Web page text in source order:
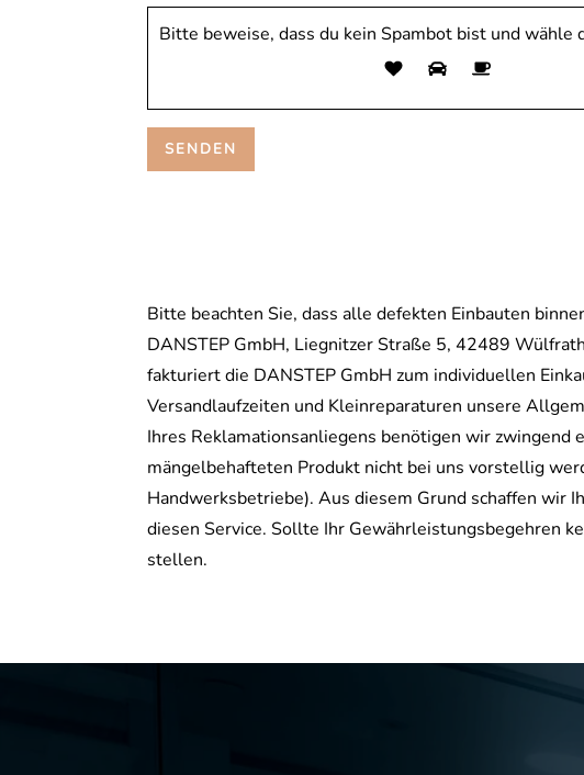
Bitte beweise, dass du kein Spambot bist und wähle
Bitte beachten Sie, dass alle defekten Einbauten
DANSTEP GmbH, Liegnitzer Straße 5, 42489
fakturiert die DANSTEP GmbH zum individuellen
Versandlaufzeiten und Kleinreparaturen unsere
Ihres Reklamationsanliegens benötigen wir
mängelbehafteten Produkt nicht bei uns vorstellig
Handwerksbetriebe). Aus diesem Grund schaffen wir
diesen Service. Sollte Ihr Gewährleistungsbegehren
stellen.